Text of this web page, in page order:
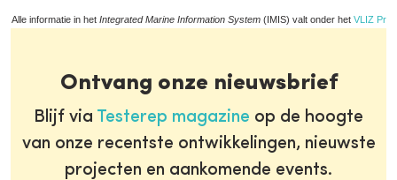
Alle informatie in het Integrated Marine Information System (IMIS) valt onder het VLIZ
Ontvang onze nieuwsbrief
Blijf via Testerep magazine op de hoogte
van onze recentste ontwikkelingen, nieuwste
projecten en aankomende events.